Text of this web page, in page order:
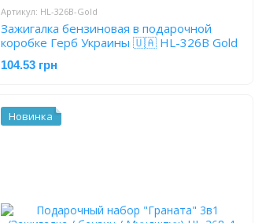
Артикул: HL-326В-Gold
Зажигалка бензиновая в подарочной
коробке Герб Украины 🇺🇦 HL-326В Gold
104.53 грн
Новинка